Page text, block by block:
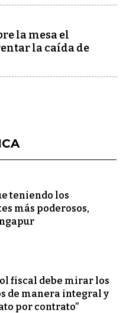
la mesa el
la caída de
teniendo los
más poderosos,
fiscal debe mirar los
de manera integral y
por contrato”